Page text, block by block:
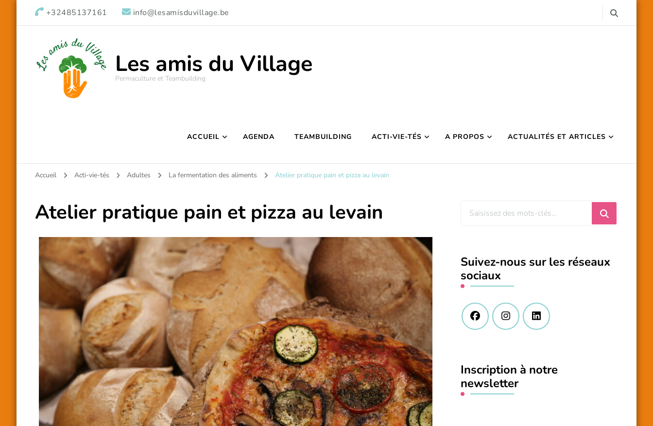
+32485137161 info@lesamisduvillage.be
Les amis du Village
Permaculture et Teambuilding
ACCUEIL AGENDA TEAMBUILDING ACTI-VIE-TÉS A PROPOS ACTUALITÉS ET ARTICLES
Accueil Acti-vie-tés Adultes La fermentation des aliments Atelier pratique pain et pizza au levain
Atelier pratique pain et pizza au levain
Vous
?
Suivez-nous sur les réseaux
sociaux
Inscription à notre
newsletter